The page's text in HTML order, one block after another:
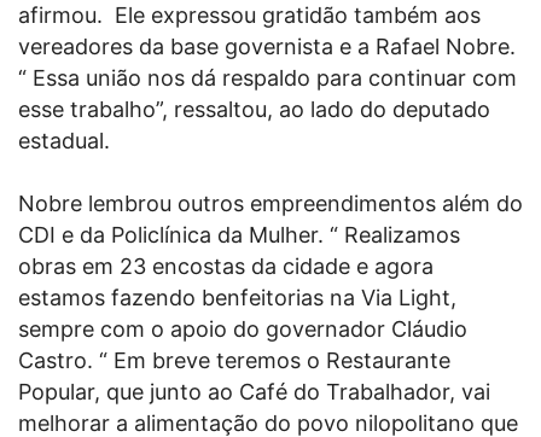
afirmou. Ele expressou gratidão também aos
vereadores da base governista e a Rafael Nobre.
“ Essa união nos dá respaldo para continuar com
esse trabalho”, ressaltou, ao lado do deputado
estadual.
Nobre lembrou outros empreendimentos além do
CDI e da Policlínica da Mulher. “ Realizamos
obras em 23 encostas da cidade e agora
estamos fazendo benfeitorias na Via Light,
sempre com o apoio do governador Cláudio
Castro. “ Em breve teremos o Restaurante
Popular, que junto ao Café do Trabalhador, vai
melhorar a alimentação do povo nilopolitano que